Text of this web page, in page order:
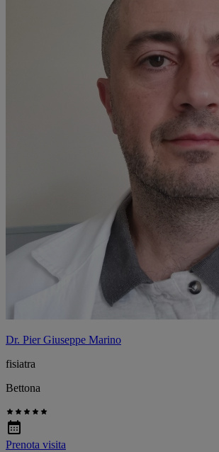
Dr. Pier Giuseppe Marino
fisiatra
Bettona
Prenota visita